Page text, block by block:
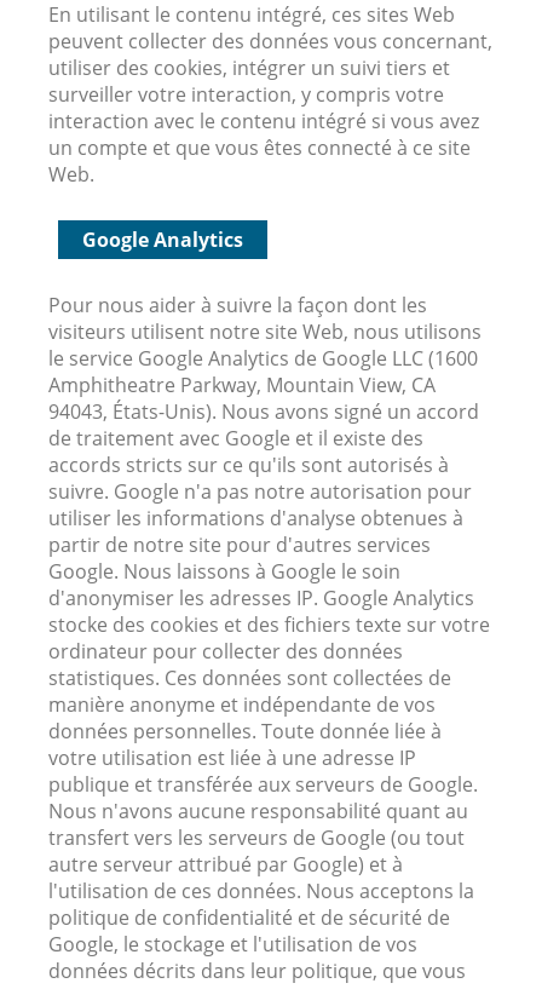
En utilisant le contenu intégré, ces sites Web
peuvent collecter des données vous concernant,
utiliser des cookies, intégrer un suivi tiers et
surveiller votre interaction, y compris votre
interaction avec le contenu intégré si vous avez
un compte et que vous êtes connecté à ce site
Web.
Google Analytics
Pour nous aider à suivre la façon dont les
visiteurs utilisent notre site Web, nous utilisons
le service Google Analytics de Google LLC (1600
Amphitheatre Parkway, Mountain View, CA
94043, États-Unis). Nous avons signé un accord
de traitement avec Google et il existe des
accords stricts sur ce qu'ils sont autorisés à
suivre. Google n'a pas notre autorisation pour
utiliser les informations d'analyse obtenues à
partir de notre site pour d'autres services
Google. Nous laissons à Google le soin
d'anonymiser les adresses IP. Google Analytics
stocke des cookies et des fichiers texte sur votre
ordinateur pour collecter des données
statistiques. Ces données sont collectées de
manière anonyme et indépendante de vos
données personnelles. Toute donnée liée à
votre utilisation est liée à une adresse IP
publique et transférée aux serveurs de Google.
Nous n'avons aucune responsabilité quant au
transfert vers les serveurs de Google (ou tout
autre serveur attribué par Google) et à
l'utilisation de ces données. Nous acceptons la
politique de confidentialité et de sécurité de
Google, le stockage et l'utilisation de vos
données décrits dans leur politique, que vous